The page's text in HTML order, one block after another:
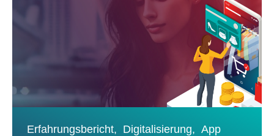
Erfahrungsbericht, Digitalisierung, App